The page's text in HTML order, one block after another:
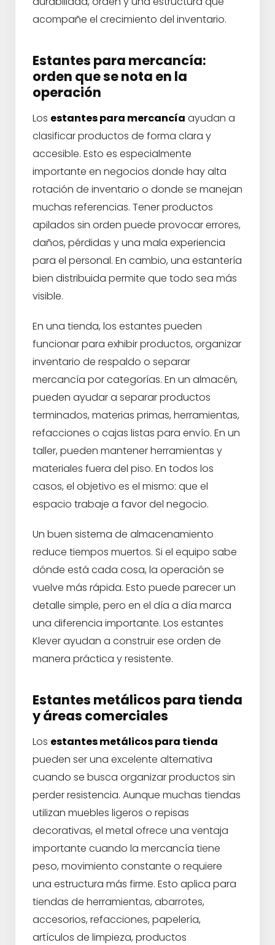
acompañe el crecimiento del inventario.
Estantes para mercancía:
orden que se nota en la
operación
Los estantes para mercancía ayudan a
clasificar productos de forma clara y
accesible. Esto es especialmente
importante en negocios donde hay alta
rotación de inventario o donde se manejan
muchas referencias. Tener productos
apilados sin orden puede provocar errores,
daños, pérdidas y una mala experiencia
para el personal. En cambio, una estantería
bien distribuida permite que todo sea más
visible.
En una tienda, los estantes pueden
funcionar para exhibir productos, organizar
inventario de respaldo o separar
mercancía por categorías. En un almacén,
pueden ayudar a separar productos
terminados, materias primas, herramientas,
refacciones o cajas listas para envío. En un
taller, pueden mantener herramientas y
materiales fuera del piso. En todos los
casos, el objetivo es el mismo: que el
espacio trabaje a favor del negocio.
Un buen sistema de almacenamiento
reduce tiempos muertos. Si el equipo sabe
dónde está cada cosa, la operación se
vuelve más rápida. Esto puede parecer un
detalle simple, pero en el día a día marca
una diferencia importante. Los estantes
Klever ayudan a construir ese orden de
manera práctica y resistente.
Estantes metálicos para tienda
y áreas comerciales
Los estantes metálicos para tienda
pueden ser una excelente alternativa
cuando se busca organizar productos sin
perder resistencia. Aunque muchas tiendas
utilizan muebles ligeros o repisas
decorativas, el metal ofrece una ventaja
importante cuando la mercancía tiene
peso, movimiento constante o requiere
una estructura más firme. Esto aplica para
tiendas de herramientas, abarrotes,
accesorios, refacciones, papelería,
artículos de limpieza, productos